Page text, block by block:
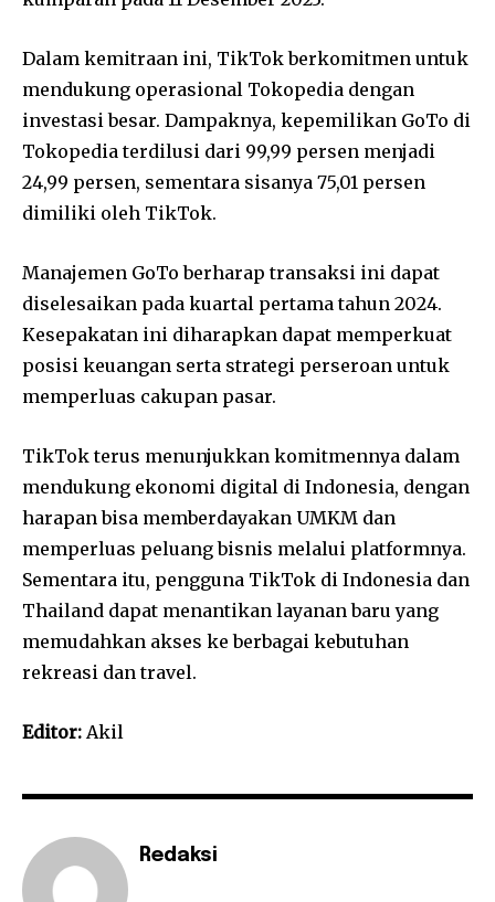
Dalam kemitraan ini, TikTok berkomitmen untuk
mendukung operasional Tokopedia dengan
investasi besar. Dampaknya, kepemilikan GoTo di
Tokopedia terdilusi dari 99,99 persen menjadi
24,99 persen, sementara sisanya 75,01 persen
dimiliki oleh TikTok.
Manajemen GoTo berharap transaksi ini dapat
diselesaikan pada kuartal pertama tahun 2024.
Kesepakatan ini diharapkan dapat memperkuat
posisi keuangan serta strategi perseroan untuk
memperluas cakupan pasar.
TikTok terus menunjukkan komitmennya dalam
mendukung ekonomi digital di Indonesia, dengan
harapan bisa memberdayakan UMKM dan
memperluas peluang bisnis melalui platformnya.
Sementara itu, pengguna TikTok di Indonesia dan
Thailand dapat menantikan layanan baru yang
memudahkan akses ke berbagai kebutuhan
rekreasi dan travel.
Editor: Akil
Redaksi